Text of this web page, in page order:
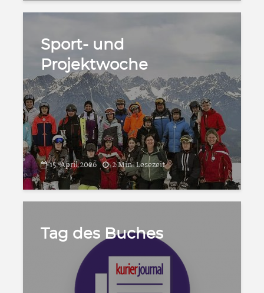
Sport- und
Projektwoche
15. April 2026 2 Min. Lesezeit
Tag des Buches